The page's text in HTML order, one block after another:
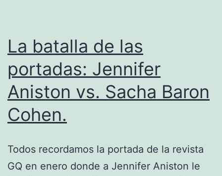
La batalla de las
portadas: Jennifer
Aniston vs. Sacha Baron
Cohen.
Todos recordamos la portada de la revista
GQ en enero donde a Jennifer Aniston le